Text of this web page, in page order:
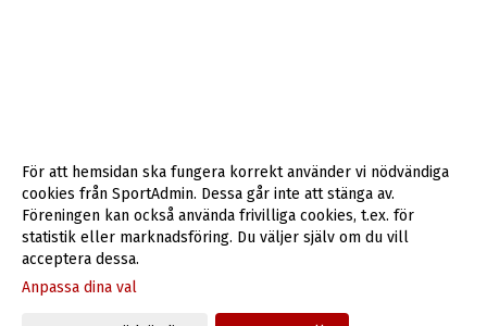
Gå till Webbversion
För att hemsidan ska fungera korrekt använder vi nödvändiga
cookies från SportAdmin. Dessa går inte att stänga av.
Föreningen kan också använda frivilliga cookies, t.ex. för
statistik eller marknadsföring. Du väljer själv om du vill
acceptera dessa.
Anpassa dina val